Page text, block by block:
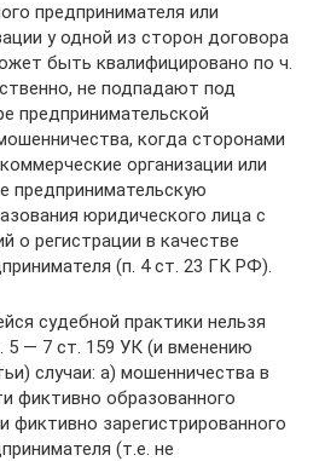
предпринимателя или
у одной из сторон договора
быть квалифицировано по ч.
не подпадают под
предпринимательской
когда сторонами
организации или
предпринимательскую
юридического лица с
о регистрации в качестве
(п. 4 ст. 23 ГК РФ).
судебной практики нельзя
5 — 7 ст. 159 УК (и вменению
случаи: а) мошенничества в
фиктивно образованного
фиктивно зарегистрированного
(т.е. не